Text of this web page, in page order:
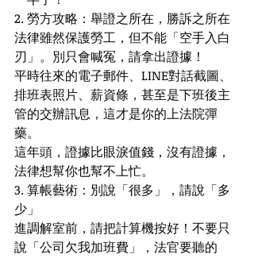
2. 勞方攻略：舉證之所在，勝訴之所在
法律雖然保護勞工，但不能「空手入白
刃」。別只會喊冤，請拿出證據！
平時往來的電子郵件、LINE對話截圖、
排班表照片、薪資條，甚至是下班後主
管的交辦訊息，這才是你的上法院彈
藥。
這年頭，證據比眼淚值錢，沒有證據，
法律想幫你也幫不上忙。
3. 算帳藝術：別說「很多」，請說「多
少」
進調解室前，請把計算機按好！不要只
說「公司欠我加班費」，法官要聽的